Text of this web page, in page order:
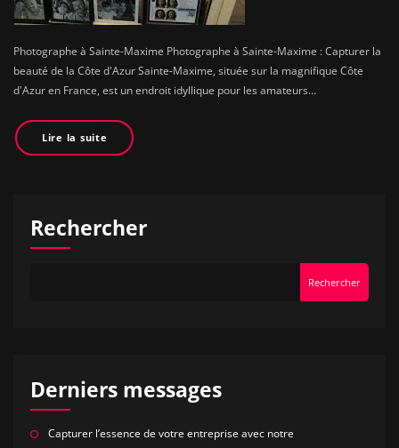
Photographe à Sainte-Maxime Photographe à Sainte-Maxime : Capturer la
beauté de la Côte d'Azur Sainte-Maxime, située sur la magnifique Côte
d'Azur en France, est un endroit idyllique pour les amateurs…
Lire la suite
Rechercher
Rechercher
Derniers messages
Capturer l’essence de votre entreprise avec notre